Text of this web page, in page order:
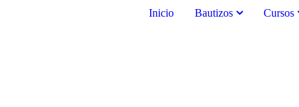
Inicio Bautizos Cursos